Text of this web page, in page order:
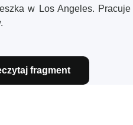
w Los Angeles.
fragment